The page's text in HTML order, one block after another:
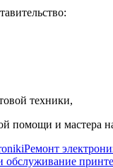
техники,
помощи и мастера
Ремонт
обслуживание